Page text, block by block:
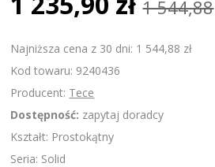
1 544,88
Najniższa cena z 30 dni: 1 544,88 zł
Kod towaru: 9240436
Producent: Tece
Dostępność: zapytaj doradcy
Kształt: Prostokątny
Seria: Solid